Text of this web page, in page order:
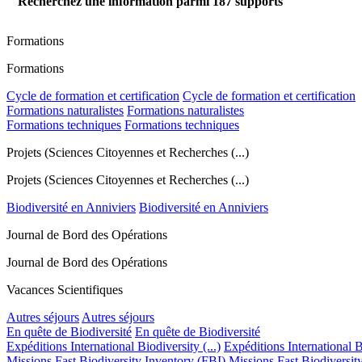
Formations
Formations
Cycle de formation et certification Cycle de formation et certification
Formations naturalistes Formations naturalistes
Formations techniques Formations techniques
Projets (Sciences Citoyennes et Recherches (...)
Projets (Sciences Citoyennes et Recherches (...)
Biodiversité en Anniviers Biodiversité en Anniviers
Journal de Bord des Opérations
Journal de Bord des Opérations
Vacances Scientifiques
Autres séjours Autres séjours
En quête de Biodiversité En quête de Biodiversité
Expéditions International Biodiversity (...) Expéditions International